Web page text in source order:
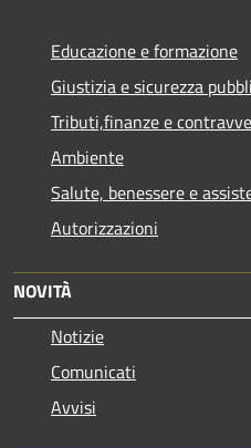
Educazione e formazione
Giustizia e sicurezza
Tributi,finanze e
Ambiente
Salute, benessere e
Autorizzazioni
NOVITÀ
Notizie
Comunicati
Avvisi